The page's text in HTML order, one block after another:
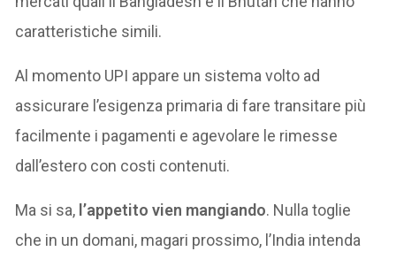
caratteristiche simili.
Al momento UPI appare un sistema volto ad
assicurare l’esigenza primaria di fare transitare più
facilmente i pagamenti e agevolare le rimesse
dall’estero con costi contenuti.
Ma si sa, l’appetito vien mangiando. Nulla toglie
che in un domani, magari prossimo, l’India intenda